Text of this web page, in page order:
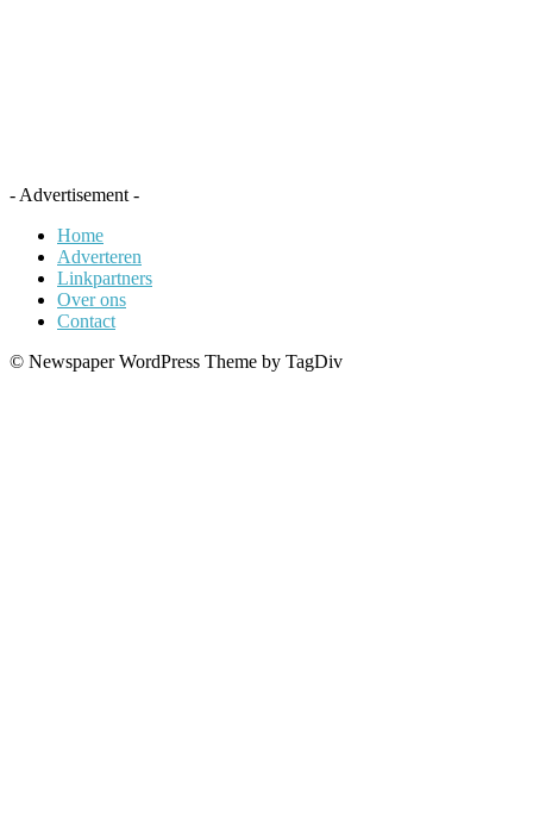
- Advertisement -
Home
Adverteren
Linkpartners
Over ons
Contact
© Newspaper WordPress Theme by TagDiv